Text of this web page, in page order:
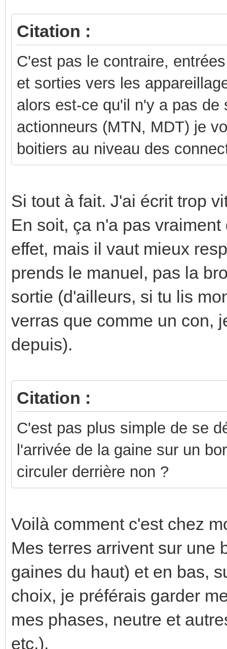
Citation :
C'est pas le contraire,
et sorties vers les
alors est-ce qu'il n'y a pas
actionneurs (MTN, MDT) je
boitiers au niveau des
Si tout à fait. J'ai écrit trop
En soit, ça n'a pas
effet, mais il vaut mieux
prends le manuel, pas la
sortie (d'ailleurs, si tu lis
verras que comme un con,
depuis).
Citation :
C'est pas plus simple de se
l'arrivée de la gaine sur un
circuler derrière non ?
Voilà comment c'est chez
Mes terres arrivent sur une
gaines du haut) et en bas,
choix, je préférais garder
mes phases, neutre et
etc.).